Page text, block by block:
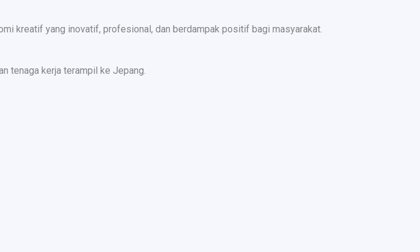
kreatif yang inovatif, profesional, dan berdampak positif bagi masyarakat.
tenaga kerja terampil ke Jepang.